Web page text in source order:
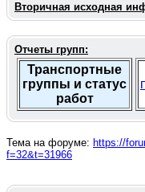
Вторичная исходная
Отчеты групп:
Транспортные
группы и статус
работ
Тема на форуме: https://
f=32&t=31966